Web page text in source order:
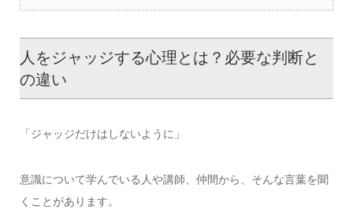
人をジャッジする心理とは？必要な判断と
の違い
「ジャッジだけはしないように」
意識について学んでいる人や講師、仲間から、そんな言葉を聞
くことがあります。